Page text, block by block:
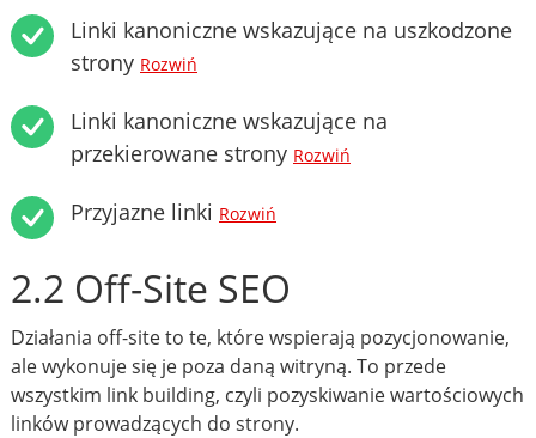
Linki kanoniczne wskazujące na uszkodzone
strony Rozwiń
Linki kanoniczne wskazujące na
przekierowane strony Rozwiń
Przyjazne linki Rozwiń
2.2 Off-Site SEO
Działania off-site to te, które wspierają pozycjonowanie,
ale wykonuje się je poza daną witryną. To przede
wszystkim link building, czyli pozyskiwanie wartościowych
linków prowadzących do strony.